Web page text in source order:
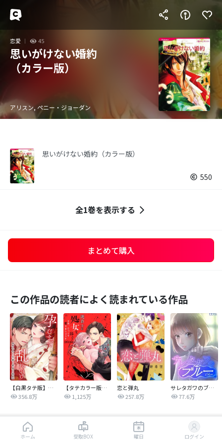
恋愛 45
思いがけない婚約
（カラー版）
アリスン, ペニー・ジョーダン
思いがけない婚約（カラー版）
550
全1巻を表示する
まとめて購入
この作品の読者によく読まれている作品
【白黒タテ版】孕むまで乱れいけ～身代わり花嫁と軍服の猛愛
356.8万
【タテカラー版】漣蒼士に処女を捧ぐ～さあ、じっくり愛でましょうか
1,125万
恋と弾丸
257.8万
サレタガワのブルー【タテヨミ】
77.6万
同じジャンルの人気作品はじめから読む
ホーム 受取BOX 曜日 ログイン